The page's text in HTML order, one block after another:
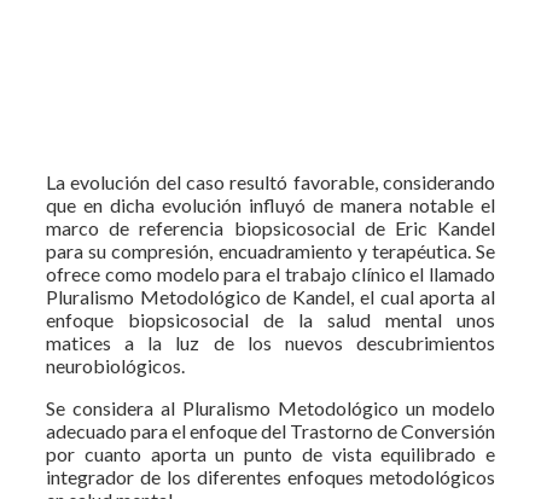
La evolución del caso resultó favorable, considerando
que en dicha evolución influyó de manera notable el
marco de referencia biopsicosocial de Eric Kandel
para su compresión, encuadramiento y terapéutica. Se
ofrece como modelo para el trabajo clínico el llamado
Pluralismo Metodológico de Kandel, el cual aporta al
enfoque biopsicosocial de la salud mental unos
matices a la luz de los nuevos descubrimientos
neurobiológicos.
Se considera al Pluralismo Metodológico un modelo
adecuado para el enfoque del Trastorno de Conversión
por cuanto aporta un punto de vista equilibrado e
integrador de los diferentes enfoques metodológicos